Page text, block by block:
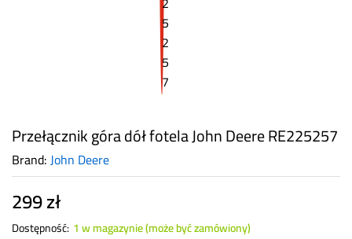
Przełącznik góra dół fotela John Deere RE225257
Brand:John Deere
299zł
Dostępność: 1 w magazynie (może być zamówiony)